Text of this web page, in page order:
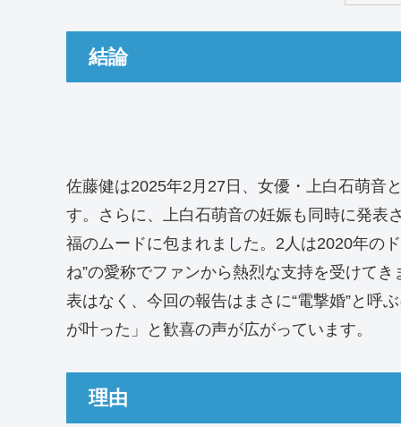
結論
佐藤健は2025年2月27日、女優・上白石萌音
す。さらに、上白石萌音の妊娠も同時に発表
福のムードに包まれました。2人は2020年の
ね”の愛称でファンから熱烈な支持を受けて
表はなく、今回の報告はまさに“電撃婚”と呼
が叶った」と歓喜の声が広がっています。
理由